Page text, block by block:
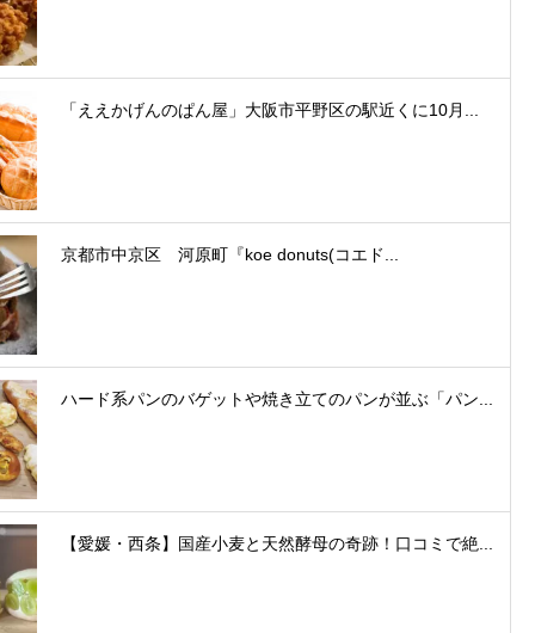
「ええかげんのぱん屋」大阪市平野区の駅近くに10月...
京都市中京区 河原町『koe donuts(コエド...
ハード系パンのバゲットや焼き立てのパンが並ぶ「パン...
【愛媛・西条】国産小麦と天然酵母の奇跡！口コミで絶...